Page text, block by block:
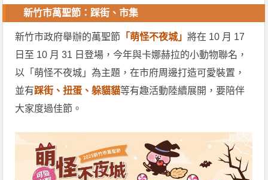
新竹市萬聖節：踩街、市集
新竹市政府舉辦的萬聖節 「萌怪不夜城」將在 10 月 17
日至 10 月 31 日登場，今年與卡娜赫拉的小動物聯名，
以「萌怪不夜城」為主題，在市府周邊打造可愛裝置，
並有踩街、扭蛋、躲貓貓等有趣活動陸續展開，要陪伴
大家度過佳節。